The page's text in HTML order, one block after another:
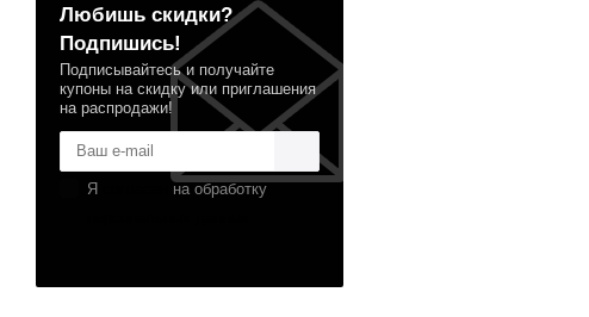
Любишь скидки?
Подпишись!
Подписывайтесь и получайте
купоны на скидку или приглашения
на распродажи!
Я
на обработку